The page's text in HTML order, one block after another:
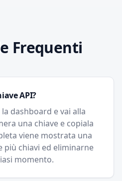
Frequenti
API?
dashboard e vai alla
una chiave e copiala
viene mostrata una
più chiavi ed eliminarne
momento.